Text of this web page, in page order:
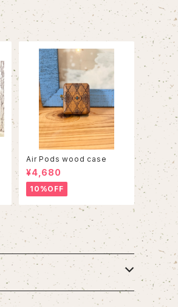
Air Pods wood case
¥4,680
10%OFF